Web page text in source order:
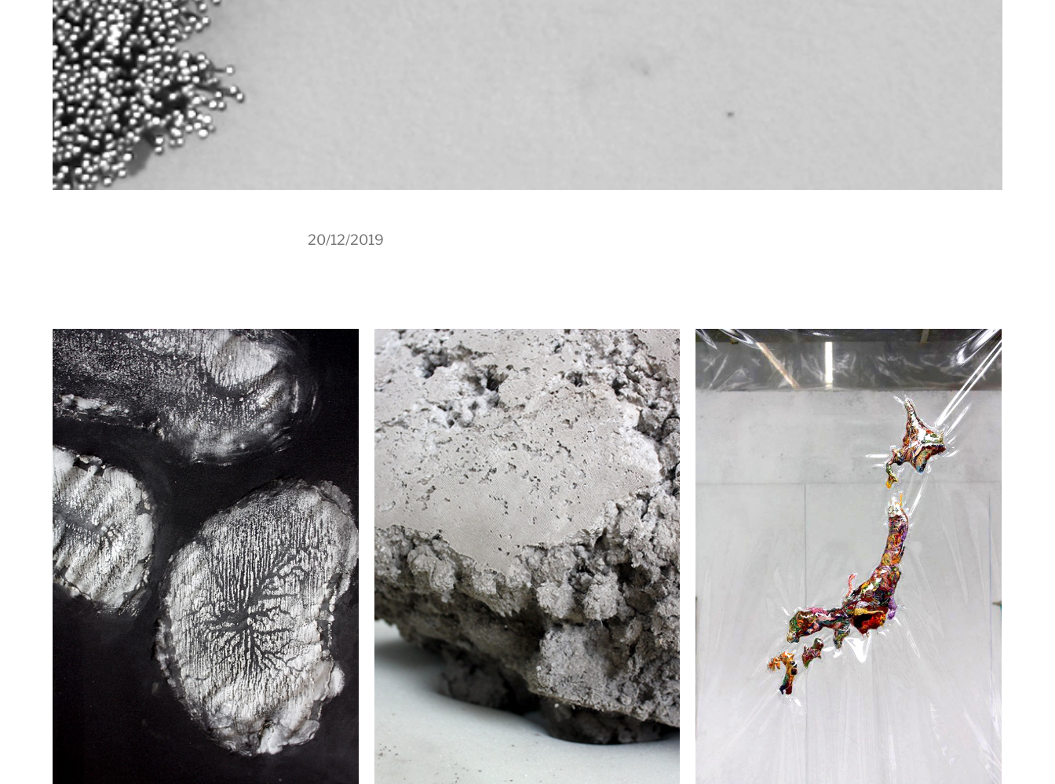
20/12/2019